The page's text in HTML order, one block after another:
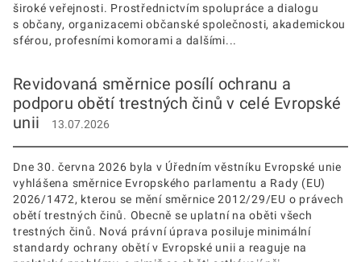
široké veřejnosti. Prostřednictvím spolupráce a dialogu
s občany, organizacemi občanské společnosti, akademickou
sférou, profesními komorami a dalšími...
Revidovaná směrnice posílí ochranu a
podporu obětí trestných činů v celé Evropské
unii
13.07.2026
Dne 30. června 2026 byla v Úředním věstníku Evropské unie
vyhlášena směrnice Evropského parlamentu a Rady (EU)
2026/1472, kterou se mění směrnice 2012/29/EU o právech
obětí trestných činů. Obecně se uplatní na oběti všech
trestných činů. Nová právní úprava posiluje minimální
standardy ochrany obětí v Evropské unii a reaguje na